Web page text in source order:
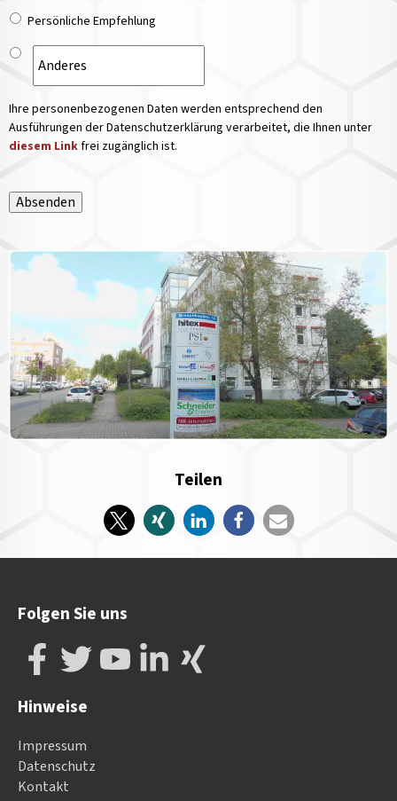
Persönliche Empfehlung
Ihre personenbezogenen Daten werden entsprechend den
Ausführungen der Datenschutzerklärung verarbeitet, die Ihnen unter
diesem Linkfrei zugänglich ist.
Absenden
Teilen
Folgen Sie uns
Hinweise
Impressum
Datenschutz
Kontakt